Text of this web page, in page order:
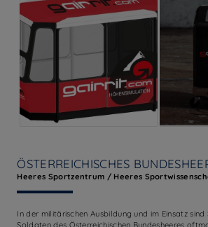
ÖSTERREICHISCHES
Heeres Sportzentrum / Heeres
In der militärischen Ausbildung und im Einsatz sind
Soldaten des Österreichischen Bundesheeres